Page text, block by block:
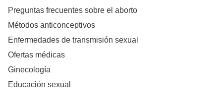
Preguntas frecuentes sobre el aborto
Métodos anticonceptivos
Enfermedades de transmisión sexual
Ofertas médicas
Ginecología
Educación sexual